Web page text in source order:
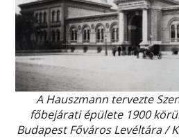
A Hauszmann tervezte
főbejárati épülete 1900
Budapest Főváros Levéltára /